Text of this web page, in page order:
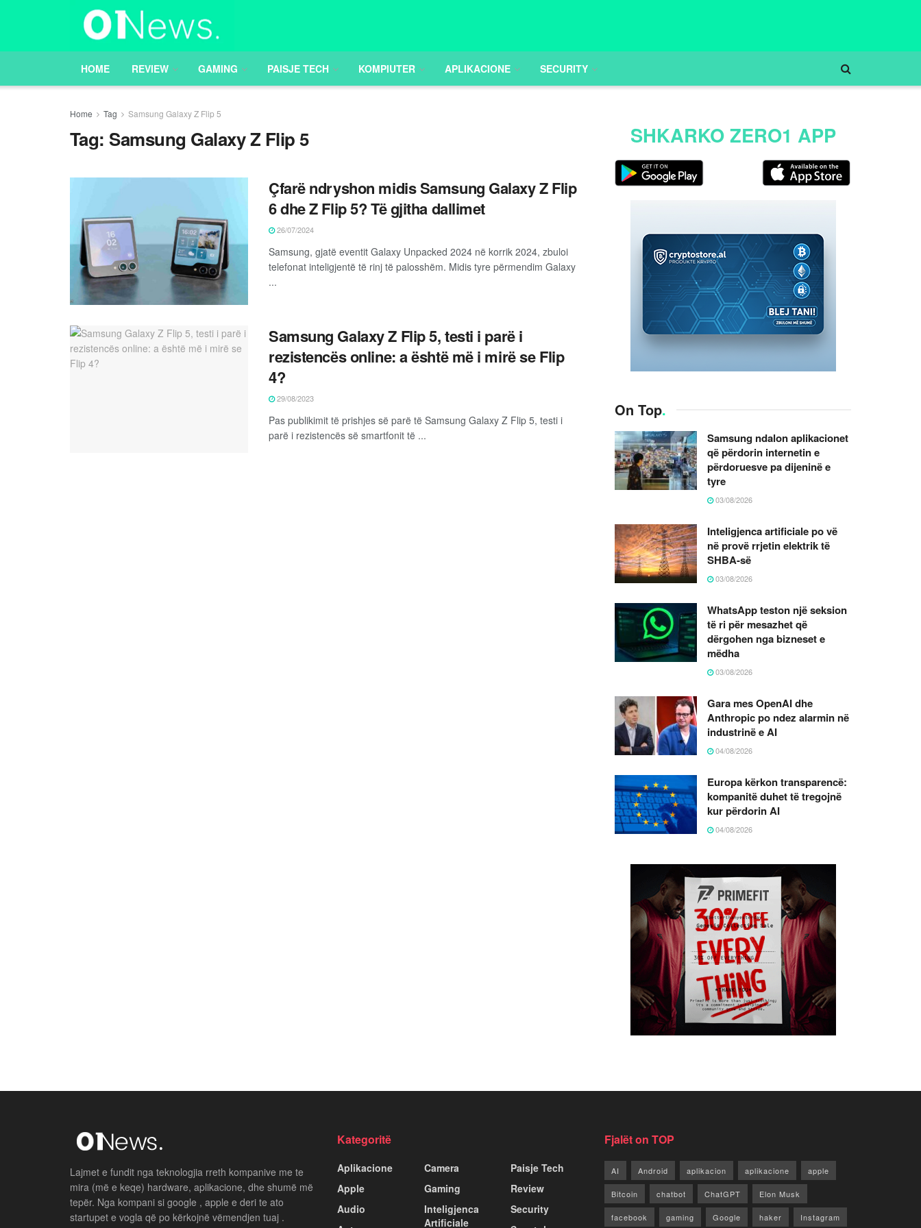
HOME REVIEW GAMING PAISJE TECH KOMPIUTER APLIKACIONE SECURITY
Home Tag Samsung Galaxy Z Flip 5
Tag: Samsung Galaxy Z Flip 5
Çfarë ndryshon midis Samsung Galaxy Z Flip
6 dhe Z Flip 5? Të gjitha dallimet
26/07/2024
Samsung, gjatë eventit Galaxy Unpacked 2024 në korrik 2024, zbuloi
telefonat inteligjentë të rinj të palosshëm. Midis tyre përmendim Galaxy
...
Samsung Galaxy Z Flip 5, testi i parë i
rezistencës online: a është më i mirë se Flip
4?
29/08/2023
Pas publikimit të prishjes së parë të Samsung Galaxy Z Flip 5, testi i
parë i rezistencës së smartfonit të ...
SHKARKO ZERO1 APP
On Top.
Samsung ndalon aplikacionet
që përdorin internetin e
përdoruesve pa dijeninë e
tyre
03/08/2026
Inteligjenca artificiale po vë
në provë rrjetin elektrik të
SHBA-së
03/08/2026
WhatsApp teston një seksion
të ri për mesazhet që
dërgohen nga bizneset e
mëdha
03/08/2026
Gara mes OpenAI dhe
Anthropic po ndez alarmin në
industrinë e AI
04/08/2026
Europa kërkon transparencë:
kompanitë duhet të tregojnë
kur përdorin AI
04/08/2026
Lajmet e fundit nga teknologjia rreth kompanive me te
mira (më e keqe) hardware, aplikacione, dhe shumë më
tepër. Nga kompani si google , apple e deri te ato
startupet e vogla që po kërkojnë vëmendjen tuaj .
Kategoritë
Aplikacione
Apple
Audio
Camera
Gaming
Inteligjenca
Artificiale
Paisje Tech
Review
Security
Fjalët on TOP
AI Android aplikacion aplikacione apple
Bitcoin chatbot ChatGPT Elon Musk
facebook gaming Google haker Instagram